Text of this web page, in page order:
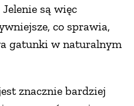
są więc
co sprawia,
gatunki w naturalnym
znacznie bardziej